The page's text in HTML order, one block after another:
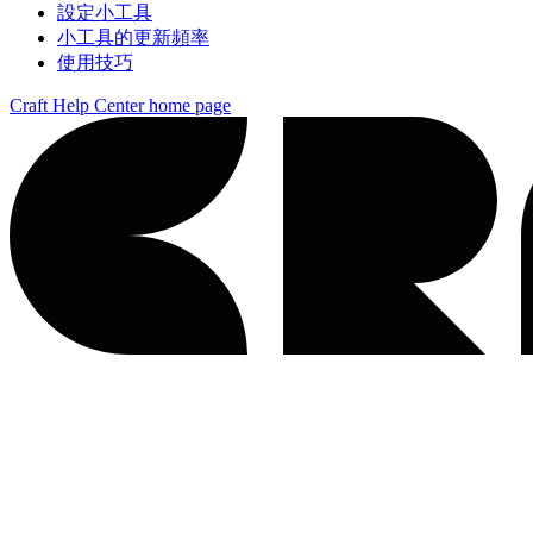
設定小工具
小工具的更新頻率
使用技巧
Craft Help Centerhome page